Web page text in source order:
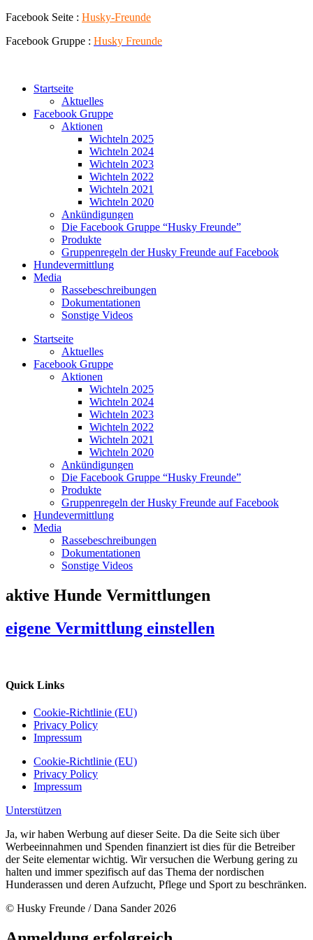
Zum
springen
Facebook Seite : Husky-Freunde
Facebook Gruppe : Husky Freunde
Startseite
Aktuelles
Facebook Gruppe
Aktionen
Wichteln 2025
Wichteln 2024
Wichteln 2023
Wichteln 2022
Wichteln 2021
Wichteln 2020
Ankündigungen
Die Facebook Gruppe “Husky Freunde”
Produkte
Gruppenregeln der Husky Freunde auf Facebook
Hundevermittlung
Media
Rassebeschreibungen
Dokumentationen
Sonstige Videos
Startseite
Aktuelles
Facebook Gruppe
Aktionen
Wichteln 2025
Wichteln 2024
Wichteln 2023
Wichteln 2022
Wichteln 2021
Wichteln 2020
Ankündigungen
Die Facebook Gruppe “Husky Freunde”
Produkte
Gruppenregeln der Husky Freunde auf Facebook
Hundevermittlung
Media
Rassebeschreibungen
Dokumentationen
Sonstige Videos
aktive Hunde Vermittlungen
eigene Vermittlung einstellen
Quick Links
Cookie-Richtlinie (EU)
Privacy Policy
Impressum
Cookie-Richtlinie (EU)
Privacy Policy
Impressum
Unterstützen
Ja, wir haben Werbung auf dieser Seite. Da die Seite sich über
Werbeeinnahmen und Spenden finanziert ist dies für die Betreiber
der Seite elementar wichtig. Wir versuchen die Werbung gering zu
halten und immer spezifisch auf das Thema der nordischen
Hunderassen und deren Aufzucht, Pflege und Sport zu beschränken.
© Husky Freunde / Dana Sander 2026